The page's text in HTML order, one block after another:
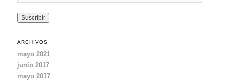
r
c
i
ó
n
ARCHIVOS
mayo 2021
junio 2017
mayo 2017